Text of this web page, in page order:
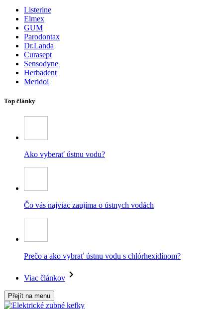
Listerine
Elmex
GUM
Parodontax
Dr.Landa
Curasept
Sensodyne
Herbadent
Meridol
Top články
Ako vyberať ústnu vodu?
Čo vás najviac zaujíma o ústnych vodách
Prečo a ako vybrať ústnu vodu s chlórhexidínom?
Viac článkov
Přejít na menu